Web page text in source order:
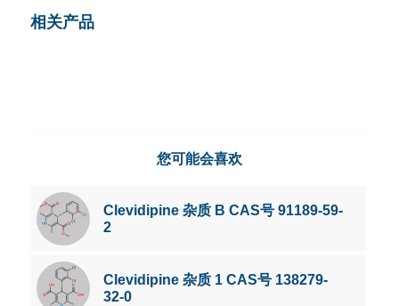
相关产品
您可能会喜欢
Clevidipine 杂质 B CAS号 91189-59-
2
Clevidipine 杂质 1 CAS号 138279-
32-0